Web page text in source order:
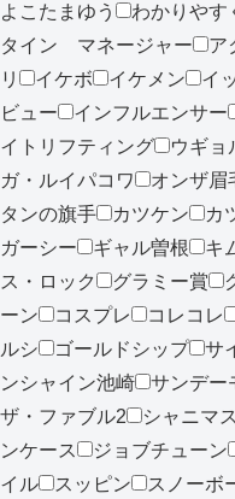
よこたまゆう
わかりやす
タイン マネージャー
ア
リ
イケボ イケメン イ
ビュー
インフルエンサー
イトリフティング
ウギョ
ガ・ルイパコワ
オンザ眉
タンの旗手
カツケン カ
ガーシー
ギャル曽根 キ
ス・ロック
グラミー賞
ーン
コスプレ コレコレ
ルシ
ゴールドシップ サ
ンシャイン池崎
サンデー
ザ・ファブル2
シャニマス
ンケース
ジョブチューン
イル
スッピン スノーボ